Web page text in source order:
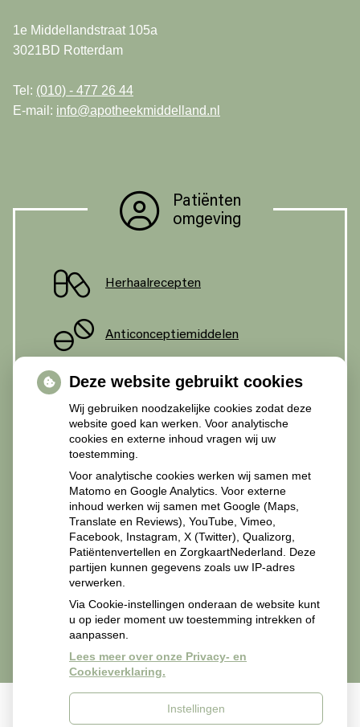
1e Middellandstraat 105a
3021BD Rotterdam
Tel: (010) - 477 26 44
E-mail: info@apotheekmiddelland.nl
Patiënten
omgeving
Herhaalrecepten
Anticonceptiemiddelen
Diabetesmiddelen
Recepten Zorgverleners
Recepten van zorgverleners svp mailen naar
apotheekmiddelland@zorgmail.nl.
Deze website gebruikt cookies
Wij gebruiken noodzakelijke cookies zodat deze
website goed kan werken. Voor analytische
cookies en externe inhoud vragen wij uw
toestemming.
Voor analytische cookies werken wij samen met
Matomo en Google Analytics. Voor externe
inhoud werken wij samen met Google (Maps,
Translate en Reviews), YouTube, Vimeo,
Facebook, Instagram, X (Twitter), Qualizorg,
Patiëntenvertellen en ZorgkaartNederland. Deze
partijen kunnen gegevens zoals uw IP-adres
verwerken.
Via Cookie-instellingen onderaan de website kunt
u op ieder moment uw toestemming intrekken of
aanpassen.
Lees meer over onze Privacy- en
Cookieverklaring.
Instellingen